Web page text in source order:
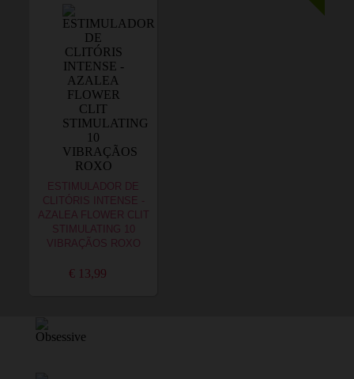
ESTIMULADOR DE
CLITÓRIS INTENSE -
AZALEA FLOWER CLIT
STIMULATING 10
VIBRAÇÃOS ROXO
€ 13,99